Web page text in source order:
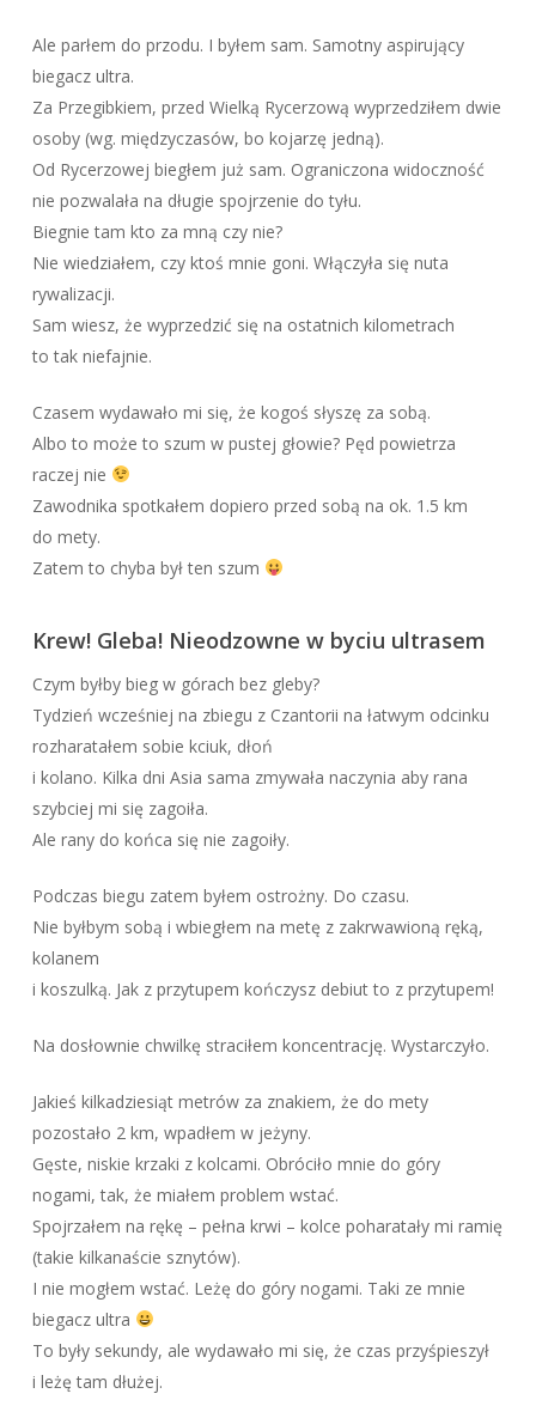
Ale parłem do przodu. I byłem sam. Samotny aspirujący
biegacz ultra.
Za Przegibkiem, przed Wielką Rycerzową wyprzedziłem dwie
osoby (wg. międzyczasów, bo kojarzę jedną).
Od Rycerzowej biegłem już sam. Ograniczona widoczność
nie pozwalała na długie spojrzenie do tyłu.
Biegnie tam kto za mną czy nie?
Nie wiedziałem, czy ktoś mnie goni. Włączyła się nuta
rywalizacji.
Sam wiesz, że wyprzedzić się na ostatnich kilometrach
to tak niefajnie.
Czasem wydawało mi się, że kogoś słyszę za sobą.
Albo to może to szum w pustej głowie? Pęd powietrza
raczej nie
Zawodnika spotkałem dopiero przed sobą na ok. 1.5 km
do mety.
Zatem to chyba był ten szum
Krew! Gleba! Nieodzowne w byciu ultrasem
Czym byłby bieg w górach bez gleby?
Tydzień wcześniej na zbiegu z Czantorii na łatwym odcinku
rozharatałem sobie kciuk, dłoń
i kolano. Kilka dni Asia sama zmywała naczynia aby rana
szybciej mi się zagoiła.
Ale rany do końca się nie zagoiły.
Podczas biegu zatem byłem ostrożny. Do czasu.
Nie byłbym sobą i wbiegłem na metę z zakrwawioną ręką,
kolanem
i koszulką. Jak z przytupem kończysz debiut to z przytupem!
Na dosłownie chwilkę straciłem koncentrację. Wystarczyło.
Jakieś kilkadziesiąt metrów za znakiem, że do mety
pozostało 2 km, wpadłem w jeżyny.
Gęste, niskie krzaki z kolcami. Obróciło mnie do góry
nogami, tak, że miałem problem wstać.
Spojrzałem na rękę – pełna krwi – kolce poharatały mi ramię
(takie kilkanaście sznytów).
I nie mogłem wstać. Leżę do góry nogami. Taki ze mnie
biegacz ultra
To były sekundy, ale wydawało mi się, że czas przyśpieszył
i leżę tam dłużej.